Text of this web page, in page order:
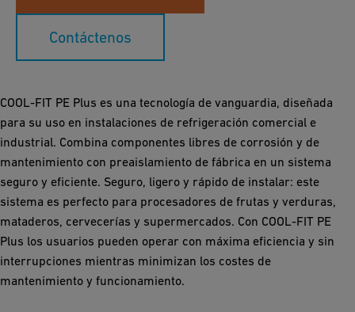
Contáctenos
COOL-FIT PE Plus es una tecnología de vanguardia, diseñada
para su uso en instalaciones de refrigeración comercial e
industrial. Combina componentes libres de corrosión y de
mantenimiento con preaislamiento de fábrica en un sistema
seguro y eficiente. Seguro, ligero y rápido de instalar: este
sistema es perfecto para procesadores de frutas y verduras,
mataderos, cervecerías y supermercados. Con COOL-FIT PE
Plus los usuarios pueden operar con máxima eficiencia y sin
interrupciones mientras minimizan los costes de
mantenimiento y funcionamiento.